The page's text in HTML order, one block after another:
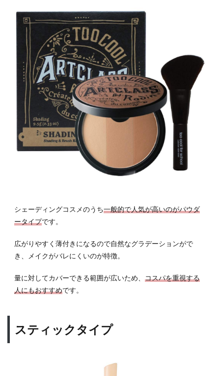
のマ
ージ
8
メン
ズに
人気
のシ
ェー
ディ
ング
を紹
介ま
シェーディングコスメのうち一般的で人気が高いのがパウダ
ータイプです。
広がりやすく薄付きになるので自然なグラデーションがで
き、メイクがバレにくいのが特徴。
量に対してカバーできる範囲が広いため、 コスパを重視する
人にもおすすめです。
スティックタイプ